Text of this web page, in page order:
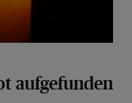
aufgefunden